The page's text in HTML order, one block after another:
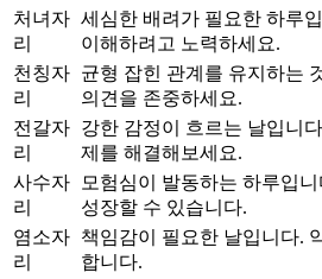
처녀자
리
세심한 배려가 필요한 하루
이해하려고 노력하세요.
천칭자
리
균형 잡힌 관계를 유지하는
의견을 존중하세요.
전갈자
리
강한 감정이 흐르는 날입니
제를 해결해보세요.
사수자
리
모험심이 발동하는 하루입
성장할 수 있습니다.
염소자
리
책임감이 필요한 날입니다.
합니다.